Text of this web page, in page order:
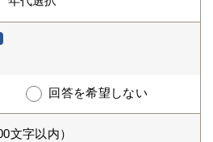
回答を希望しない
文字以内）